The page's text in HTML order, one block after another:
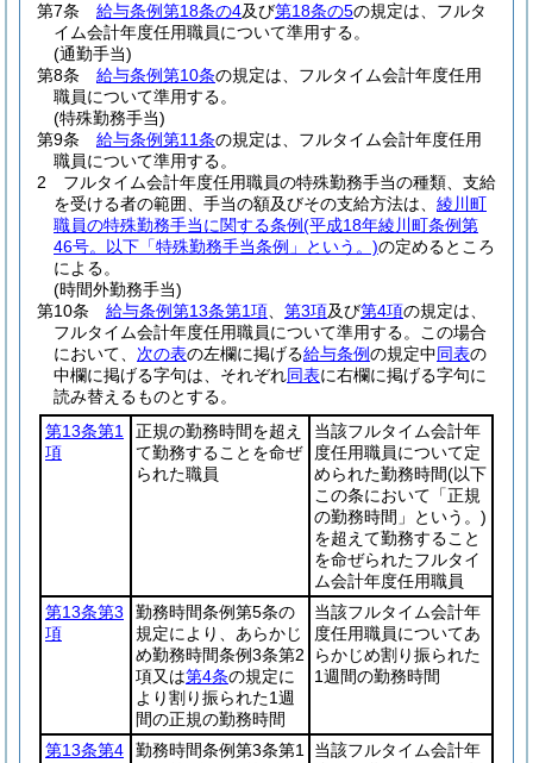
第7条
給与条例第18条の4及び第18条の5の規定は、フルタ
イム会計年度任用職員について準用する。
(通勤手当)
第8条
給与条例第10条の規定は、フルタイム会計年度任用
職員について準用する。
(特殊勤務手当)
第9条
給与条例第11条の規定は、フルタイム会計年度任用
職員について準用する。
2
フルタイム会計年度任用職員の特殊勤務手当の種類、支給
を受ける者の範囲、手当の額及びその支給方法は、 綾川町
職員の特殊勤務手当に関する条例(平成18年綾川町条例第
46号。以下「特殊勤務手当条例」という。)の定めるところ
による。
(時間外勤務手当)
第10条
給与条例第13条第1項 第3項及び第4項の規定は、
フルタイム会計年度任用職員について準用する。
この場合
において、 次の表の左欄に掲げる給与条例の規定中同表の
中欄に掲げる字句は、それぞれ同表に右欄に掲げる字句に
読み替えるものとする。
第13条第1
項
正規の勤務時間を超え
て勤務することを命ぜ
られた職員
当該フルタイム会計年
度任用職員について定
められた勤務時間(以下
この条において「正規
の勤務時間」という。)
を超えて勤務すること
を命ぜられたフルタイ
ム会計年度任用職員
第13条第3
項
勤務時間条例第5条の
規定により、あらかじ
め勤務時間条例3条第2
項又は第4条の規定に
より割り振られた1週
間の正規の勤務時間
当該フルタイム会計年
度任用職員についてあ
らかじめ割り振られた
1週間の勤務時間
第13条第4
勤務時間条例第3条第1
当該フルタイム会計年